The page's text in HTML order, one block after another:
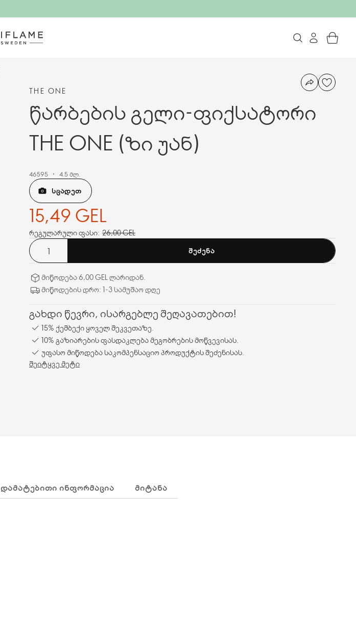
THE ONE
წარბების გელი-ფიქსატორი
THE ONE (ზი უან)
46595 4.5 მლ.
ᲡᲪᲐᲓᲔᲗ
15,49 GEL
რეგულარული ფასი: 26,00 GEL
ᲨᲔᲫᲔᲜᲐ
მიწოდება 6,00 GEL ლარიდან.
მიწოდების დრო: 1-3 სამუშაო დღე
გახდი წევრი, ისარგებლე შეღავათებით!
15% ქეშბექი ყოველ შეკვეთაზე.
10% გაზიარების ფასდაკლება მეგობრების მოწვევისას.
უფასო მიწოდება საკომპენსაციო პროდუქტის შეძენისას.
შეიტყვე მეტი
ᲓᲐᲛᲐᲢᲔᲑᲘᲗᲘ ᲘᲜᲤᲝᲠᲛᲐᲪᲘᲐ ᲛᲘᲢᲐᲜᲐ